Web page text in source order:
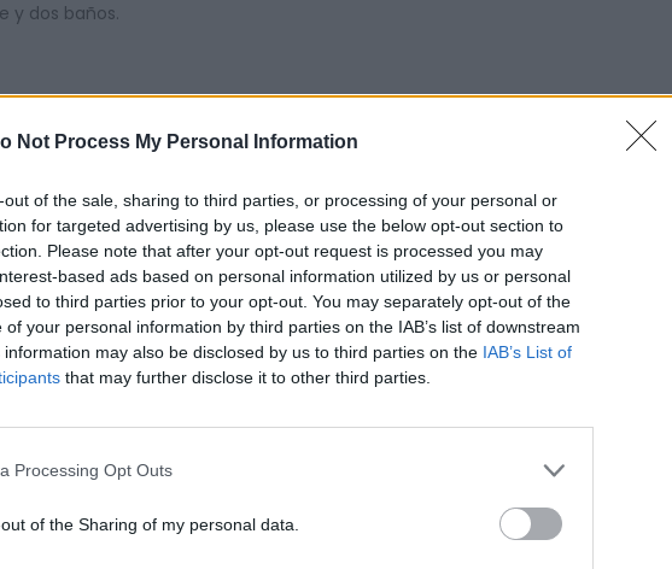
Not Process My Personal Information
out of the sale, sharing to third parties, or processing of your personal or
for targeted advertising by us, please use the below opt-out section to
Please note that after your opt-out request is processed you may
based ads based on personal information utilized by us or personal
to third parties prior to your opt-out. You may separately opt-out of the
your personal information by third parties on the IAB’s list of downstream
may also be disclosed by us to third parties on the IAB’s List of
that may further disclose it to other third parties.
Processing Opt Outs
of the Sharing of my personal data.
y dos baños.
Climatización
Calefacción
Climatización
Aire ac.